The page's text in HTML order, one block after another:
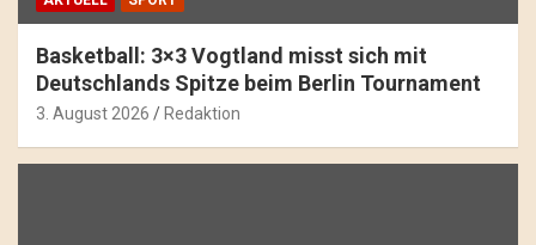
Basketball: 3×3 Vogtland misst sich mit
Deutschlands Spitze beim Berlin Tournament
3. August 2026 Redaktion